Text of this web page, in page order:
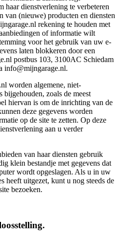
haar dienstverlening te verbeteren
van (nieuwe) producten en diensten
rekening te houden met
of informatie wilt
voor het gebruik van uw e-
laten blokkeren door een
postbus 103, 3100AC Schiedam
info@mijngarage.nl.
worden algemene, niet-
bijgehouden, zoals de meest
hiervan is om de inrichting van de
deze gegevens worden
op de site te zetten. Op deze
aan u verder
van haar diensten gebruik
klein bestandje met gegevens dat
wordt opgeslagen. Als u in uw
heeft uitgezet, kunt u nog steeds de
bezoeken.